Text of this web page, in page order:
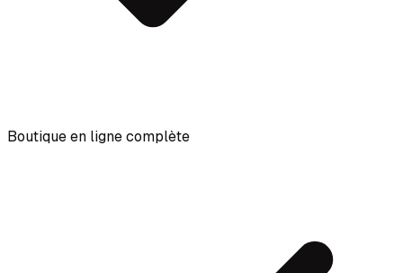
Boutique en ligne complète